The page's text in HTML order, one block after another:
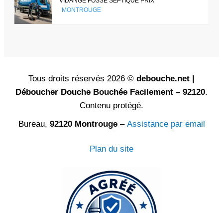
MONTROUGE
Tous droits réservés 2026 © debouche.net |
Déboucher Douche Bouchée Facilement – 92120.
Contenu protégé.
Bureau, 92120 Montrouge– Assistance par email
Plan du site